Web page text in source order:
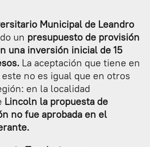
Municipal de Leandro
un presupuesto de provisión
una inversión inicial de 15
La aceptación que tiene en
no es igual que en otros
en la localidad
Lincoln la propuesta de
no fue aprobada en el